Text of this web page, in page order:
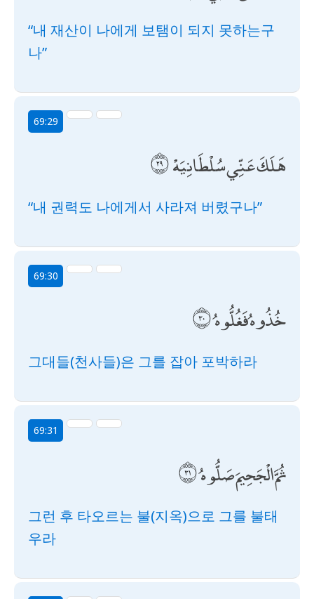
“내 재산이 나에게 보탬이 되지 못하는구
나”
69:29
هَلَكَ عَنِّي سُلْطَانِيَهْ
“내 권력도 나에게서 사라져 버렸구나”
69:30
خُذُوهُ فَغُلُّوهُ
그대들(천사들)은 그를 잡아 포박하라
69:31
ثُمَّ الْجَحِيمَ صَلُّوهُ
그런 후 타오르는 불(지옥)으로 그를 불태
우라